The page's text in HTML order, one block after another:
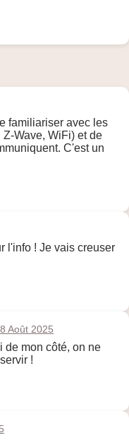
familiariser avec les
Wave, WiFi) et de
C'est un
l'info ! Je vais creuser
Août 2025
de mon côté, on ne
!